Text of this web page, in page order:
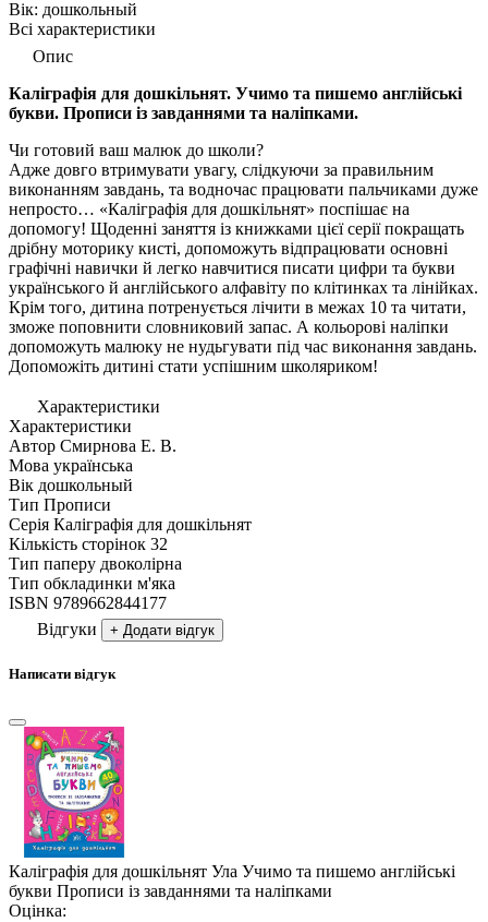
Вік: дошкольный
Всі характеристики
Опис
Каліграфія для дошкільнят. Учимо та пишемо англійські
букви. Прописи із завданнями та наліпками.
Чи готовий ваш малюк до школи?
Адже довго втримувати увагу, слідкуючи за правильним
виконанням завдань, та водночас працювати пальчиками дуже
непросто… «Каліграфія для дошкільнят» поспішає на
допомогу! Щоденні заняття із книжками цієї серії покращать
дрібну моторику кисті, допоможуть відпрацювати основні
графічні навички й легко навчитися писати цифри та букви
українського й англійського алфавіту по клітинках та лінійках.
Крім того, дитина потренується лічити в межах 10 та читати,
зможе поповнити словниковий запас. А кольорові наліпки
допоможуть малюку не нудьгувати під час виконання завдань.
Допоможіть дитині стати успішним школяриком!
Характеристики
Характеристики
Автор Смирнова Е. В.
Мова українська
Вік дошкольный
Тип Прописи
Серія Каліграфія для дошкільнят
Кількість сторінок 32
Тип паперу двоколірна
Тип обкладинки м'яка
ISBN 9789662844177
Відгуки
+ Додати відгук
Написати відгук
Каліграфія для дошкільнят Ула Учимо та пишемо англійські
букви Прописи із завданнями та наліпками
Оцінка: